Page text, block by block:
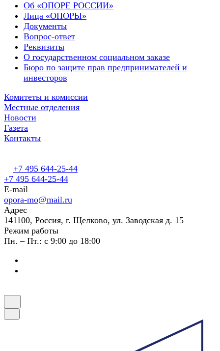
Об «ОПОРЕ РОССИИ»
Лица «ОПОРЫ»
Документы
Вопрос-ответ
Реквизиты
О государственном социальном заказе
Бюро по защите прав предпринимателей и
инвесторов
Комитеты и комиссии
Местные отделения
Новости
Газета
Контакты
+7 495 644-25-44
+7 495 644-25-44
E-mail
opora-mo@mail.ru
Адрес
141100, Россия, г. Щелково, ул. Заводская д. 15
Режим работы
Пн. – Пт.: с 9:00 до 18:00